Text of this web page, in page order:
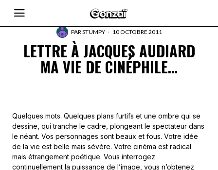
PARSTUMPY 10 OCTOBRE 2011
LETTRE À JACQUES AUDIARD
MA VIE DE CINÉPHILE…
Quelques mots. Quelques plans furtifs et une ombre qui se
dessine, qui tranche le cadre, plongeant le spectateur dans
le néant. Vos personnages sont beaux et fous. Votre idée
de la vie est belle mais sévère. Votre cinéma est radical
mais étrangement poétique. Vous interrogez
continuellement la puissance de l’image, vous n’obtenez